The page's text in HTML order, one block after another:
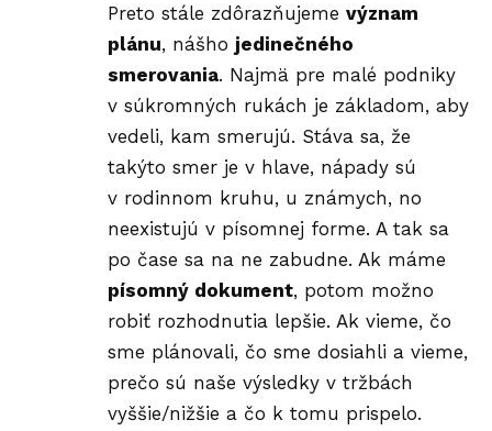
Preto stále zdôrazňujeme význam
plánu, nášho jedinečného
smerovania. Najmä pre malé podniky
v súkromných rukách je základom, aby
vedeli, kam smerujú. Stáva sa, že
takýto smer je v hlave, nápady sú
v rodinnom kruhu, u známych, no
neexistujú v písomnej forme. A tak sa
po čase sa na ne zabudne. Ak máme
písomný dokument, potom možno
robiť rozhodnutia lepšie. Ak vieme, čo
sme plánovali, čo sme dosiahli a vieme,
prečo sú naše výsledky v tržbách
vyššie/nižšie a čo k tomu prispelo.